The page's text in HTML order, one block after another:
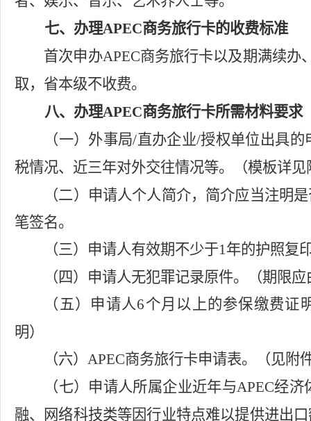
七、办理APEC商务旅行卡的收费标准
首次申办APEC商务旅行卡以及期满续办
取，省本级不收费。
八、办理APEC商务旅行卡所需材料要求
（一）外事局/直办企业/授权单位出具的
税情况、近三年对外交往情况等。（模板详见
（二）申请人个人简介，简介应当注明
笔签名。
（三）申请人有效期不少于1 年的护照复
（四）申请人无犯罪记录原件。（期
（五）申请人6个月以上的参保缴费证
明）
（六） APEC商务旅行卡申请表。（见附
（七） 申请人所属企业近年与APEC经济
融、网络科技类等因行业特点难以提供进出